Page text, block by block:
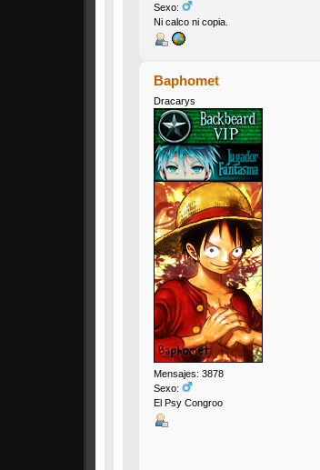
Sexo:
Ni calco ni copia.
Baphomet
Dracarys
Mensajes: 3878
Sexo:
El Psy Congroo